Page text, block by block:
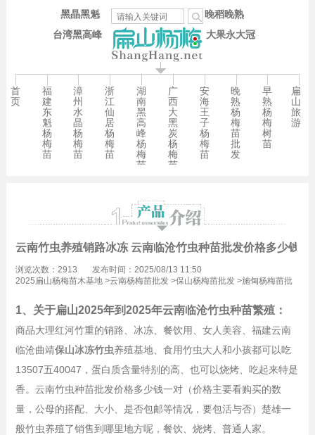
台湾黑高峰
晚稻晚熟
大果永大冠
黑晶黑魁
首
页
福
建
东
魁
杨
梅
苗
漳
州
水
晶
杨
梅
苗
浙
江
仙
居
杨
梅
苗
湖
南
黑
高
峰
杨
梅
苗
广
西
大
黑
炭
杨
梅
苗
安
海
王
子
杨
梅
苗
晚
熟
杨
梅
苗
批
发
早
熟
杨
梅
树
苗
扁
山
旅
游
云南竹虫养殖销路冰冻 云南临沧竹虫种苗批发价格多少钱一
浏览次数：2913
发布时间：2025/08/13 11:50
2025扁山杨梅苗木基地>云南杨梅苗批发>保山杨梅苗批发>施甸杨梅苗批
1、关于扁山2025年到2025年云南临沧竹虫种苗繁殖：
商品大理红河竹重的销路、冰冻、餐饮用、女人美容、福建云南
临沧曲靖保山冰冻竹虫养殖基地、食用竹虫大人和小孩都可以吃
13507五40047，蛋白质含量特别的高、也可以烧烤、吃起来特是
香。云南竹虫种苗批发价格多少钱一对（价格主要看购买的数
量，公母的搭配、大小、是否包邮等情况，要包活与否）楚雄一
般竹虫养殖了销售到哪里地方呢，餐饮、烧烤、普通人家。